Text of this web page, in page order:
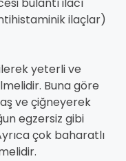
bulantı ilacı
ilaçlar)
yeterli ve
Buna göre
ve çiğneyerek
egzersiz gibi
çok baharatlı